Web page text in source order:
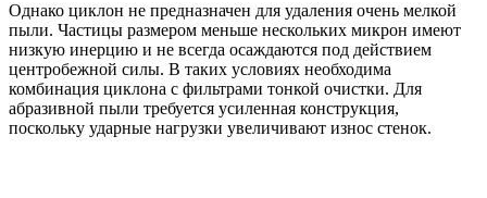
Однако циклон не предназначен для удаления очень мелкой
пыли. Частицы размером меньше нескольких микрон имеют
низкую инерцию и не всегда осаждаются под действием
центробежной силы. В таких условиях необходима
комбинация циклона с фильтрами тонкой очистки. Для
абразивной пыли требуется усиленная конструкция,
поскольку ударные нагрузки увеличивают износ стенок.